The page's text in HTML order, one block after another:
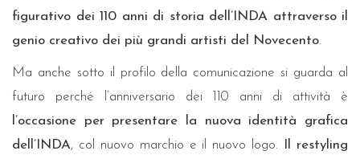
figurativo dei 110 anni di storia dell’INDA attraverso il
genio creativo dei più grandi artisti del Novecento.
Ma anche sotto il profilo della comunicazione si guarda al
futuro perché l’anniversario dei 110 anni di attività è
l’occasione per presentare la nuova identità grafica
dell’INDA, col nuovo marchio e il nuovo logo.
Il restyling